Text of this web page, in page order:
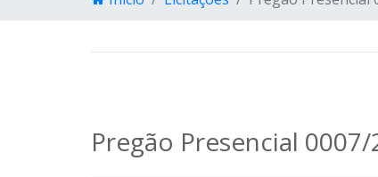
Pregão Presencial 0007/